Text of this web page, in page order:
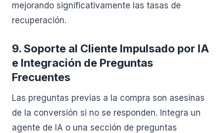
mejorando significativamente las tasas de
recuperación.
9. Soporte al Cliente Impulsado por IA
e Integración de Preguntas
Frecuentes
Las preguntas previas a la compra son asesinas
de la conversión si no se responden. Integra un
agente de IA o una sección de preguntas